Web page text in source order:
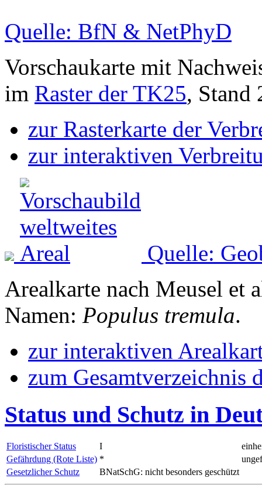
Quelle: BfN & NetPhyD
Vorschaukarte mit
im Raster der TK25, Stand
zur Rasterkarte der
zur interaktiven
Quelle:
Arealkarte nach Meusel et
Namen: Populus tremula.
zur interaktiven
zum Gesamtverzeichnis
Status und Schutz in
Floristischer Status I
Gefährdung (Rote Liste) *
Gesetzlicher Schutz
BNatSchG: nicht besonders geschützt